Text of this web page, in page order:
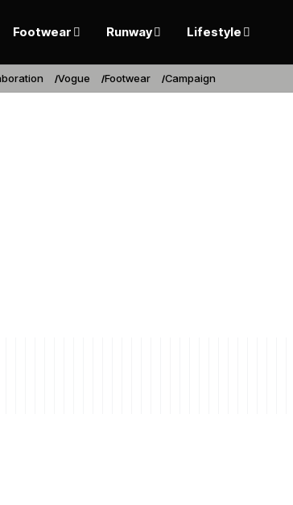
Footwear Runway Lifestyle
Vogue Footwear Campaign